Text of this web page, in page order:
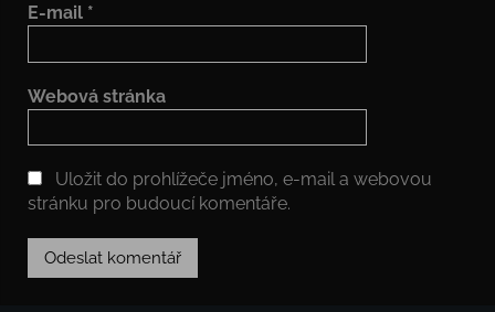
E-mail *
Webová stránka
Uložit do prohlížeče jméno, e-mail a webovou
stránku pro budoucí komentáře.